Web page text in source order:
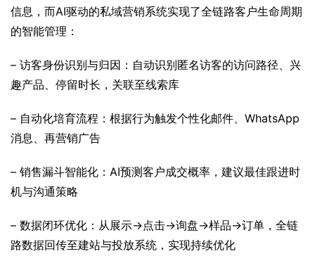
信息，而AI驱动的私域营销系统实现了全链路客户生命周期
的智能管理：
– 访客身份识别与归因：自动识别匿名访客的访问路径、兴
趣产品、停留时长，关联至线索库
– 自动化培育流程：根据行为触发个性化邮件、WhatsApp
消息、再营销广告
– 销售漏斗智能化：AI预测客户成交概率，建议最佳跟进时
机与沟通策略
– 数据闭环优化：从展示→点击→询盘→样品→订单，全链
路数据回传至建站与投放系统，实现持续优化